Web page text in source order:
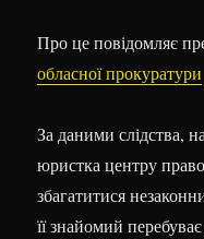
Про це повідомляє
обласної прокуратури
За даними слідства,
юристка центру
збагатитися
її знайомий